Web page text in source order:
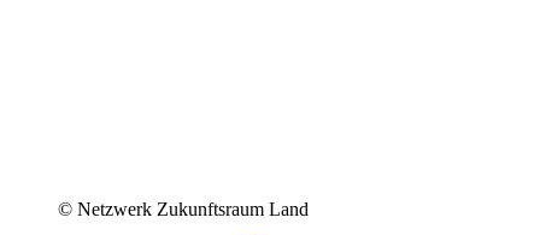
© Netzwerk Zukunftsraum Land